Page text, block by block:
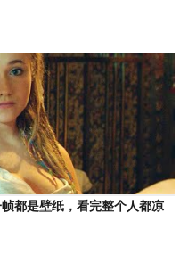
都是壁纸，看完整个人都凉